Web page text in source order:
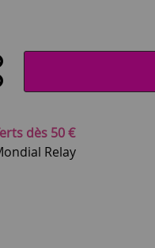
dès 50 €
Relay